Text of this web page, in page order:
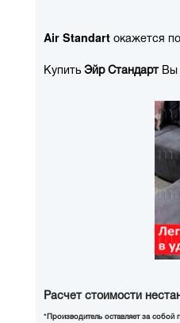
Air Standartокажется
Купить Эйр СтандартВы
Расчет стоимости
*Производитель оставляет за собой